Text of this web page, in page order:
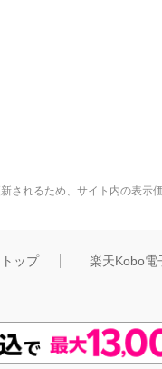
されるため、サイト内の表示
ップ 楽天Kobo電